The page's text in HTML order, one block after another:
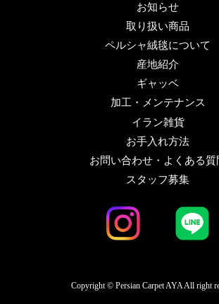
お知らせ
取り扱い商品
ペルシャ絨毯について
産地紹介
ギャッベ
加工・メンテナンス
イラン雑貨
お手入れ方法
お問い合わせ・よくある質
スタッフ募集
Copyright © Persian Carpet AYA All right